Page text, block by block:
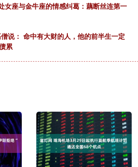
女座与金牛座的情感纠葛：藕断丝连第一
说： 命中有大财的人，他的前半生一定
累